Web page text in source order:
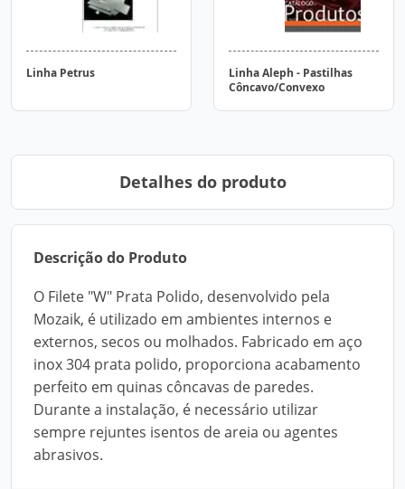
Linha Petrus
Linha Aleph - Pastilhas
Côncavo/Convexo
Detalhes do produto
Descrição do Produto
O Filete "W" Prata Polido, desenvolvido pela
Mozaik, é utilizado em ambientes internos e
externos, secos ou molhados. Fabricado em aço
inox 304 prata polido, proporciona acabamento
perfeito em quinas côncavas de paredes.
Durante a instalação, é necessário utilizar
sempre rejuntes isentos de areia ou agentes
abrasivos.